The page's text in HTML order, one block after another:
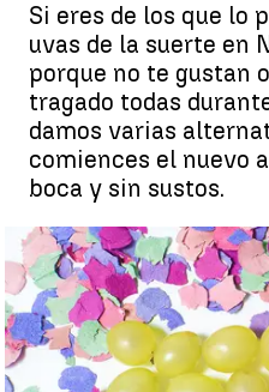
Si eres de los que lo
uvas de la suerte en
porque no te gustan
tragado todas
damos varias
comiences el nuevo
boca y sin sustos.